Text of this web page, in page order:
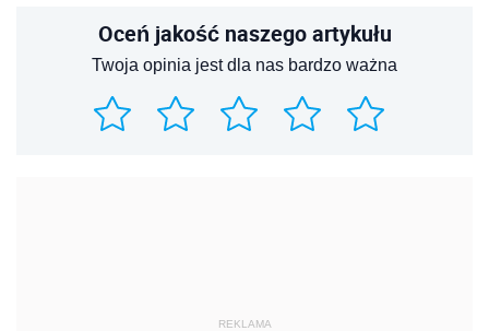
Oceń jakość naszego artykułu
Twoja opinia jest dla nas bardzo ważna
REKLAMA